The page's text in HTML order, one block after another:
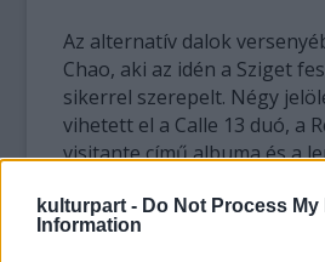
kulturpart - Do Not Process My
Information
Az alternatív dalok
Chao, aki az idén a Sziget
sikerrel szerepelt. Négy
vihetett el a Calle 13 duó, a
visitante című albuma és a
Az instrumentális